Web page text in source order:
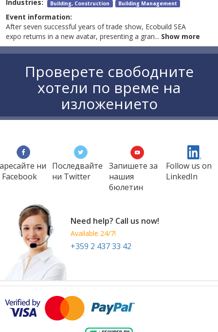
Industries: Building, Construction Building Management
Event information:
After seven successful years of trade show, Ecobuild SEA
expo returns in a new avatar, presenting a gran... Show more
Проверете свободните
хотели по време на
изложението
ни
Последвайте
ни Twitter
Запишете за
нашия
бюлетин
Follow us on
LinkedIn
Need help? Call us now!
Available 24/7!
+359 2 437 33 42